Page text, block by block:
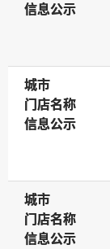
信息公示
信息公示
城市
城市
门店名称
门店名称
信息公示
信息公示
城市
城市
门店名称
门店名称
信息公示
信息公示